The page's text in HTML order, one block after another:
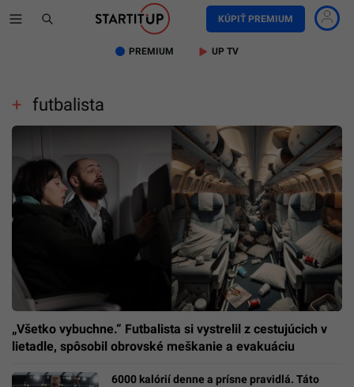
KÚPIŤ PREMIUM
PREMIUM UP TV
futbalista
„Všetko vybuchne.“ Futbalista si vystrelil z cestujúcich v
lietadle, spôsobil obrovské meškanie a evakuáciu
6000 kalórií denne a prísne pravidlá. Táto